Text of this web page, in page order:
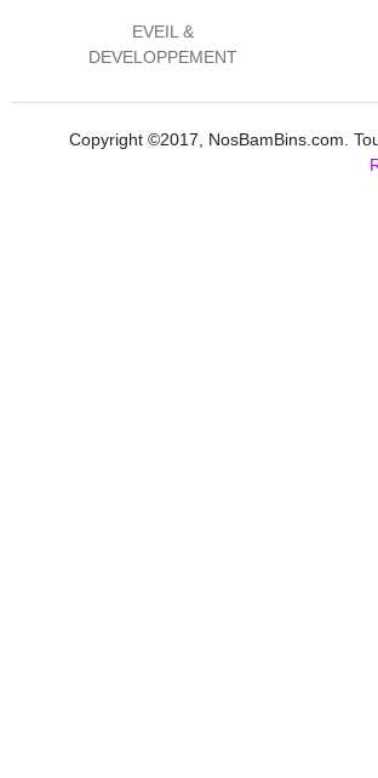
EVEIL &
DEVELOPPEMENT
Copyright ©2017, NosBamBins.com.